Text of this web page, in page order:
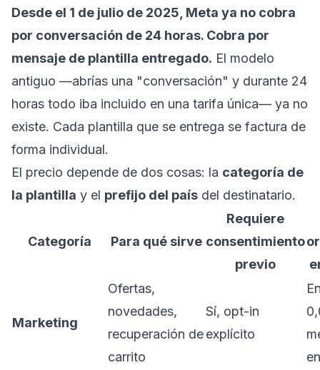
Desde el 1 de julio de 2025, Meta ya no cobra
por conversación de 24 horas. Cobra por
mensaje de plantilla entregado. El modelo
antiguo —abrías una "conversación" y durante 24
horas todo iba incluido en una tarifa única— ya no
existe. Cada plantilla que se entrega se factura de
forma individual.
El precio depende de dos cosas: la categoría de
la plantilla y el prefijo del país del destinatario.
Categoría Para qué sirve
Requiere
consentimiento
previo
Marketing
Ofertas,
novedades,
recuperación de
carrito
Sí, opt-in
explícito